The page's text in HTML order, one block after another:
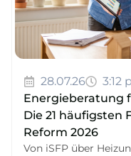
28.07.26
3:12
Energieberatung
Die 21 häufigsten
Reform 2026
Von iSFP über